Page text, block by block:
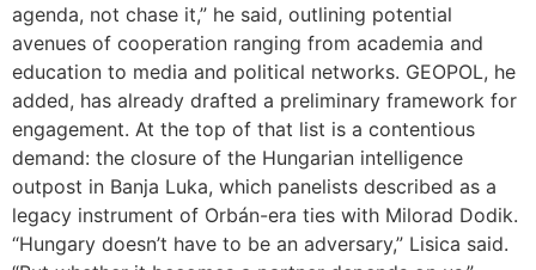
agenda, not chase it,” he said, outlining potential
avenues of cooperation ranging from academia and
education to media and political networks. GEOPOL, he
added, has already drafted a preliminary framework for
engagement. At the top of that list is a contentious
demand: the closure of the Hungarian intelligence
outpost in Banja Luka, which panelists described as a
legacy instrument of Orbán-era ties with Milorad Dodik.
“Hungary doesn’t have to be an adversary,” Lisica said.